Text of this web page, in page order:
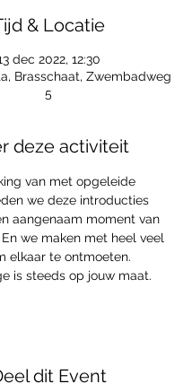
& Locatie
dec 2022, 12:30
Brasschaat, Zwembadweg
5
deze activiteit
van met opgeleide
we deze introducties
aangenaam moment van
we maken met heel veel
elkaar te ontmoeten.
is steeds op jouw maat.
dit Event